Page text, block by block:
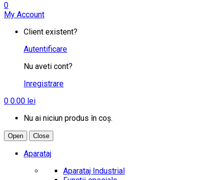
0
My Account
Client existent?
Autentificare
Nu aveti cont?
Inregistrare
0 0.00 lei
Nu ai niciun produs în coș.
Open Close
Aparataj
Aparataj Industrial